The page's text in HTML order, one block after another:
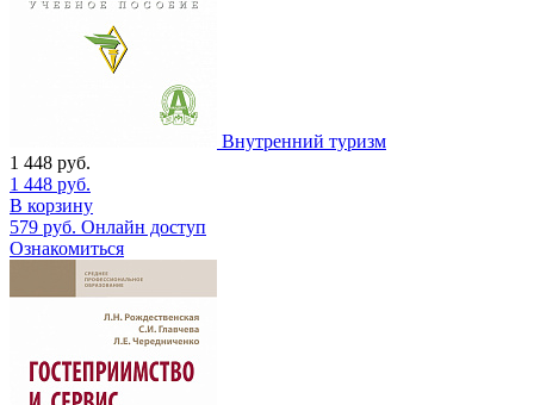
Внутренний туризм
1 448 руб.
1 448 руб.
В корзину
579 руб. Онлайн доступ
Ознакомиться